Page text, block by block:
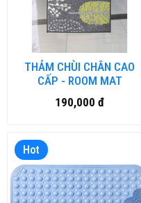
THẢM CHÙI CHÂN CAO
CẤP - ROOM MAT
190,000 đ
Hot